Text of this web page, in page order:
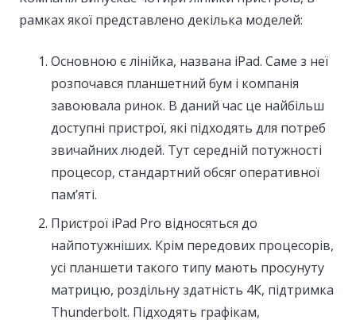
рамках якої представлено декілька моделей:
Основною є лінійка, названа iPad. Саме з неї
розпочався планшетний бум і компанія
завоювала ринок. В даний час це найбільш
доступні пристрої, які підходять для потреб
звичайних людей. Тут середній потужності
процесор, стандартний обсяг оперативної
пам’яті.
Пристрої iPad Pro відносяться до
найпотужніших. Крім передових процесорів,
усі планшети такого типу мають просунуту
матрицю, роздільну здатність 4К, підтримка
Thunderbolt. Підходять графікам,